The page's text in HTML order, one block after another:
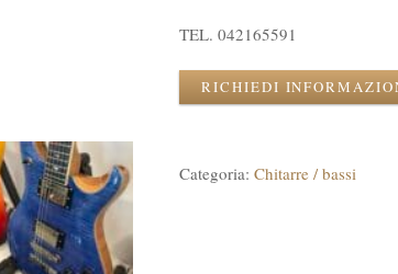
TEL. 042165591
RICHIEDI
Categoria: Chitarre / bassi